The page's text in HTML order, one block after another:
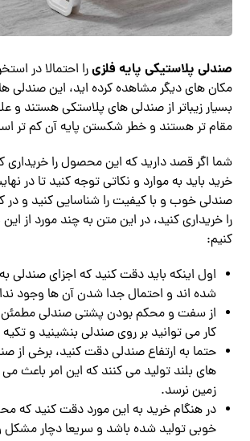
صندلی پلاستیکی پایه فلزیرا احتمالا در
مکان های دیگر مشاهده کرده اید، این صندلی ها
بسیار زیباتر از صندلی های پلاستکی هستند و
مقام تر هستند و خطر شکستن پایه آن کم تر
شما اگر قصد دارید که این محصول را خریداری
خرید باید به موارد و نکاتی توجه کنید تا در
صندلی خوب و با کیفیت را شناسایی کنید و در
را خریداری کنید، در این متن به چند مورد از
کنیم:
اول اینکه باید دقت کنید که اجزای
شده اند و احتمال جدا شدن آن ها وجود
از سفت و محکم بودن پشتی صندلی مطمئن
کار می توانید بر روی صندلی بنشینید و تکیه
حتما به ارتفاع صندلی دقت کنید، برخی از
های بلند تولید می کنند که این امر باعث
زمین نرسد.
در هنگام خرید به این مورد دقت کنید که
خوبی تولید شده باشد و سریعا دچار